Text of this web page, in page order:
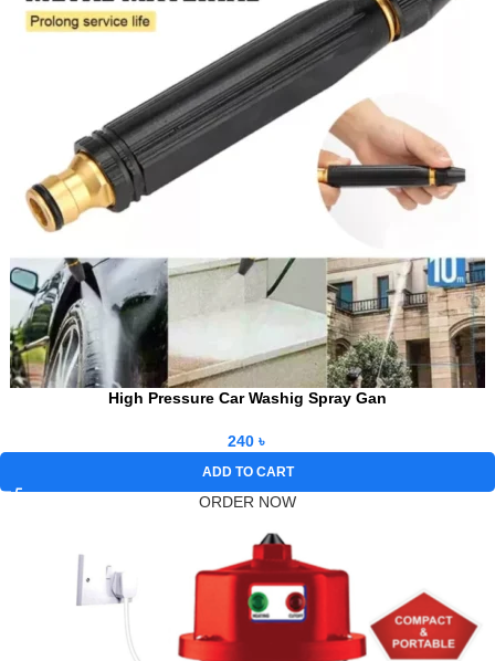
High Pressure Car Washig Spray Gan
240 ৳
ADD TO CART
ORDER NOW